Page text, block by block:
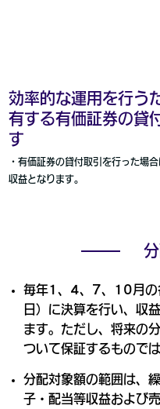
効率的な運用を行う
有する有価証券の貸
す
・有価証券の貸付取引を行った場
収益となります。
毎年1、4、7、10月の
日）に決算を行い、収
ます。ただし、将来の
ついて保証するもので
分配対象額の範囲は、
子・配当等収益および